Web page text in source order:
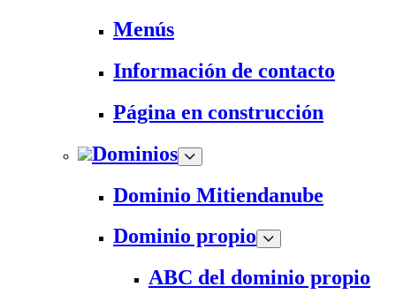
Menús
Información de contacto
Página en construcción
Dominios
Dominio Mitiendanube
Dominio propio
ABC del dominio propio